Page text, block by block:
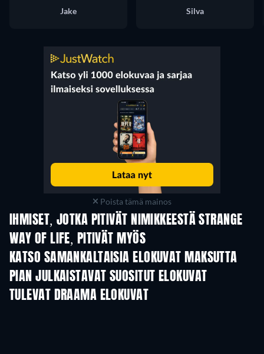
Jake
Silva
Poista tämä mainos
IHMISET, JOTKA PITIVÄT NIMIKKEESTÄ STRANGE
WAY OF LIFE, PITIVÄT MYÖS
KATSO SAMANKALTAISIA ELOKUVAT MAKSUTTA
PIAN JULKAISTAVAT SUOSITUT ELOKUVAT
TULEVAT DRAAMA ELOKUVAT